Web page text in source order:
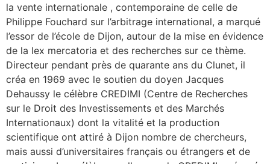
la vente internationale , contemporaine de celle de
Philippe Fouchard sur l’arbitrage international, a marqué
l’essor de l’école de Dijon, autour de la mise en évidence
de la lex mercatoria et des recherches sur ce thème.
Directeur pendant près de quarante ans du Clunet, il
créa en 1969 avec le soutien du doyen Jacques
Dehaussy le célèbre CREDIMI (Centre de Recherches
sur le Droit des Investissements et des Marchés
Internationaux) dont la vitalité et la production
scientifique ont attiré à Dijon nombre de chercheurs,
mais aussi d’universitaires français ou étrangers et de